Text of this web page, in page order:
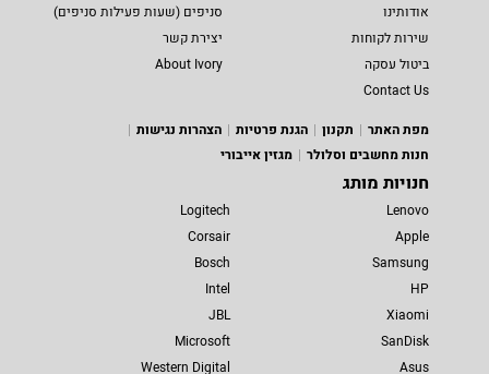
אודותינו
סניפים (שעות פעילות סניפים)
שירות לקוחות
יצירת קשר
ביטול עסקה
About Ivory
Contact Us
מפת האתר
תקנון הגנת פרטיות
הצהרות נגישות
חנות מחשבים וסלולר
מגזין אייבורי
חנויות מותג
Lenovo
Apple
Samsung
HP
Xiaomi
SanDisk
Asus
Logitech
Corsair
Bosch
Intel
JBL
Microsoft
Western Digital